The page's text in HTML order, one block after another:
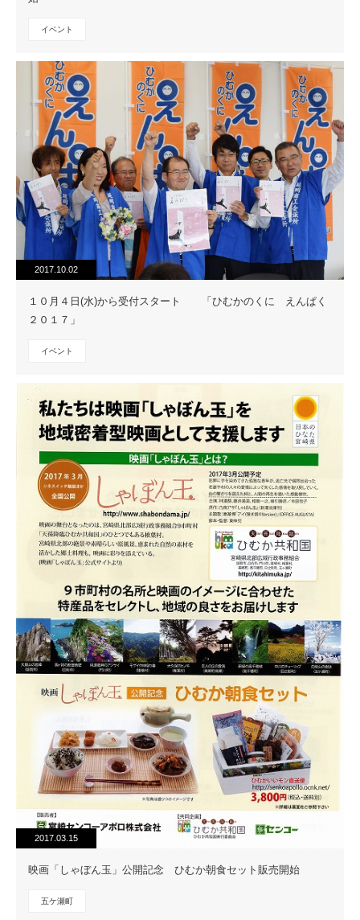
イベント
2017.10.02
１０月４日(水)から受付スタート 「ひむかのくに えんぱく
２０１７」
イベント
2017.03.15
映画「しゃぼん玉」公開記念 ひむか朝食セット販売開始
五ケ瀬町